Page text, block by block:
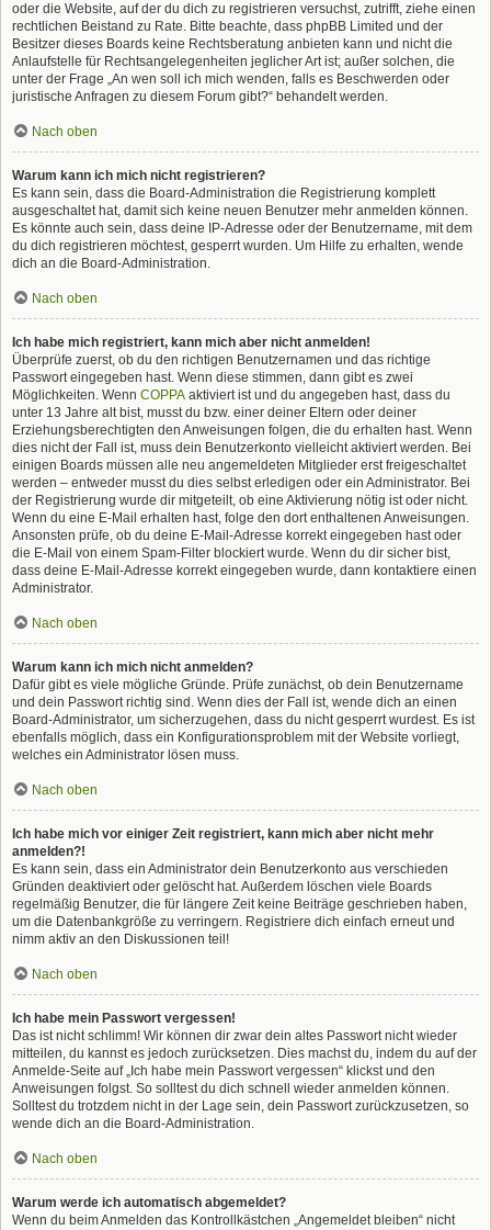
oder die Website, auf der du dich zu registrieren versuchst, zutrifft, ziehe einen
rechtlichen Beistand zu Rate. Bitte beachte, dass phpBB Limited und der
Besitzer dieses Boards keine Rechtsberatung anbieten kann und nicht die
Anlaufstelle für Rechtsangelegenheiten jeglicher Art ist; außer solchen, die
unter der Frage „An wen soll ich mich wenden, falls es Beschwerden oder
juristische Anfragen zu diesem Forum gibt?“ behandelt werden.
Nach oben
Warum kann ich mich nicht registrieren?
Es kann sein, dass die Board-Administration die Registrierung komplett
ausgeschaltet hat, damit sich keine neuen Benutzer mehr anmelden können.
Es könnte auch sein, dass deine IP-Adresse oder der Benutzername, mit dem
du dich registrieren möchtest, gesperrt wurden. Um Hilfe zu erhalten, wende
dich an die Board-Administration.
Nach oben
Ich habe mich registriert, kann mich aber nicht anmelden!
Überprüfe zuerst, ob du den richtigen Benutzernamen und das richtige
Passwort eingegeben hast. Wenn diese stimmen, dann gibt es zwei
Möglichkeiten. Wenn COPPA aktiviert ist und du angegeben hast, dass du
unter 13 Jahre alt bist, musst du bzw. einer deiner Eltern oder deiner
Erziehungsberechtigten den Anweisungen folgen, die du erhalten hast. Wenn
dies nicht der Fall ist, muss dein Benutzerkonto vielleicht aktiviert werden. Bei
einigen Boards müssen alle neu angemeldeten Mitglieder erst freigeschaltet
werden – entweder musst du dies selbst erledigen oder ein Administrator. Bei
der Registrierung wurde dir mitgeteilt, ob eine Aktivierung nötig ist oder nicht.
Wenn du eine E-Mail erhalten hast, folge den dort enthaltenen Anweisungen.
Ansonsten prüfe, ob du deine E-Mail-Adresse korrekt eingegeben hast oder
die E-Mail von einem Spam-Filter blockiert wurde. Wenn du dir sicher bist,
dass deine E-Mail-Adresse korrekt eingegeben wurde, dann kontaktiere einen
Administrator.
Nach oben
Warum kann ich mich nicht anmelden?
Dafür gibt es viele mögliche Gründe. Prüfe zunächst, ob dein Benutzername
und dein Passwort richtig sind. Wenn dies der Fall ist, wende dich an einen
Board-Administrator, um sicherzugehen, dass du nicht gesperrt wurdest. Es ist
ebenfalls möglich, dass ein Konfigurationsproblem mit der Website vorliegt,
welches ein Administrator lösen muss.
Nach oben
Ich habe mich vor einiger Zeit registriert, kann mich aber nicht mehr
anmelden?!
Es kann sein, dass ein Administrator dein Benutzerkonto aus verschieden
Gründen deaktiviert oder gelöscht hat. Außerdem löschen viele Boards
regelmäßig Benutzer, die für längere Zeit keine Beiträge geschrieben haben,
um die Datenbankgröße zu verringern. Registriere dich einfach erneut und
nimm aktiv an den Diskussionen teil!
Nach oben
Ich habe mein Passwort vergessen!
Das ist nicht schlimm! Wir können dir zwar dein altes Passwort nicht wieder
mitteilen, du kannst es jedoch zurücksetzen. Dies machst du, indem du auf der
Anmelde-Seite auf „Ich habe mein Passwort vergessen“ klickst und den
Anweisungen folgst. So solltest du dich schnell wieder anmelden können.
Solltest du trotzdem nicht in der Lage sein, dein Passwort zurückzusetzen, so
wende dich an die Board-Administration.
Nach oben
Warum werde ich automatisch abgemeldet?
Wenn du beim Anmelden das Kontrollkästchen „Angemeldet bleiben“ nicht